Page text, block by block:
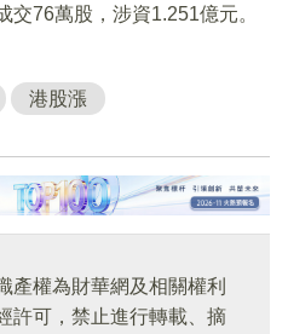
76萬股，涉資1.251億元。
港股漲
產權為財華網及相關權利
許可，禁止進行轉載、摘